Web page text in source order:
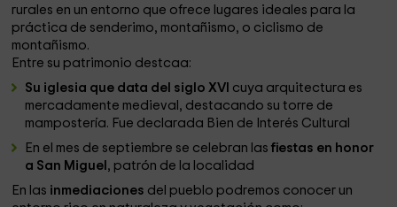
rurales en un entorno que ofrece lugares ideales para la
práctica de senderimo, montañismo, o ciclismo de
montañismo.
Entre su patrimonio destcaa:
Su iglesia que data del siglo XVI cuya arquitectura es
mercadamente medieval, destacando su torre de
mampostería. Fue declarada Bien de Interés Cultural
En el mes de septiembre se celebran lasfiestas en honor
a San Miguel , patrón de la localidad
En las inmediaciones del pueblo podremos conocer un